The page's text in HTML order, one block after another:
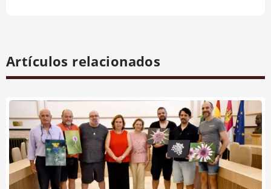
Artículos relacionados